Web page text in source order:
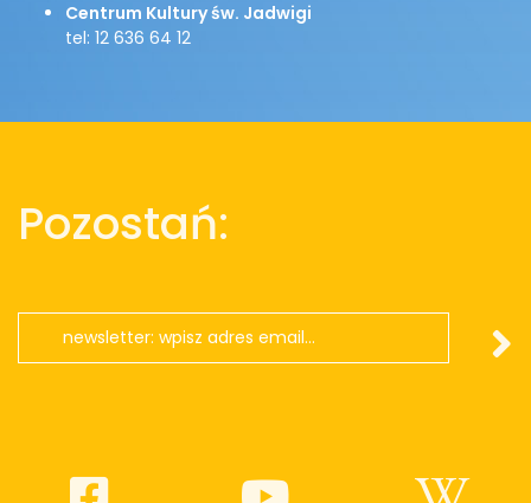
Centrum Kultury św. Jadwigi
tel: 12 636 64 12
Pozostań: